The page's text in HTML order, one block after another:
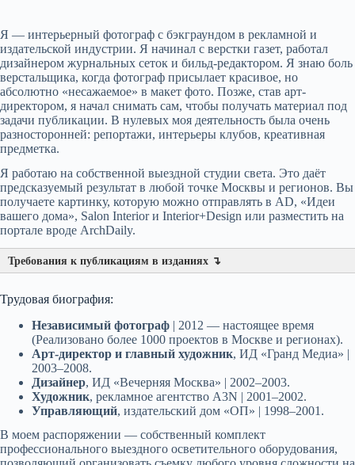
Я — интерьерный фотограф с бэкграундом в рекламной и
издательской индустрии. Я начинал с верстки газет, работал
дизайнером журнальных сеток и бильд-редактором. Я знаю боль
верстальщика, когда фотограф присылает красивое, но
абсолютно «несажаемое» в макет фото. Позже, став арт-
директором, я начал снимать сам, чтобы получать материал под
задачи публикации. В нулевых моя деятельность была очень
разносторонней: репортажи, интерьеры клубов, креативная
предметка.
Я работаю на собственной выездной студии света. Это даёт
предсказуемый результат в любой точке Москвы и регионов. Вы
получаете картинку, которую можно отправлять в AD, «Идеи
вашего дома», Salon Interior и Interior+Design или разместить на
портале вроде ArchDaily.
Требования к публикациям в изданиях ↴
Трудовая биография:
Независимый фотограф | 2012 — настоящее время
(Реализовано более 1000 проектов в Москве и регионах).
Арт-директор и главный художник, ИД «Гранд Медиа» |
2003–2008.
Дизайнер, ИД «Вечерняя Москва» | 2002–2003.
Художник, рекламное агентство A3N | 2001–2002.
Управляющий, издательский дом «ОП» | 1998–2001.
В моем распоряжении — собственный комплект
профессионального выездного осветительного оборудования,